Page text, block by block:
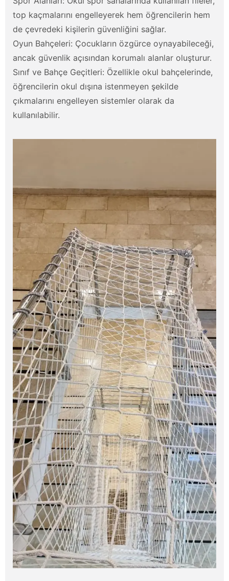
top kaçmalarını engelleyerek hem öğrencilerin hem
de çevredeki kişilerin güvenliğini sağlar.
Oyun Bahçeleri: Çocukların özgürce oynayabileceği,
ancak güvenlik açısından korumalı alanlar oluşturur.
Sınıf ve Bahçe Geçitleri: Özellikle okul bahçelerinde,
öğrencilerin okul dışına istenmeyen şekilde
çıkmalarını engelleyen sistemler olarak da
kullanılabilir.